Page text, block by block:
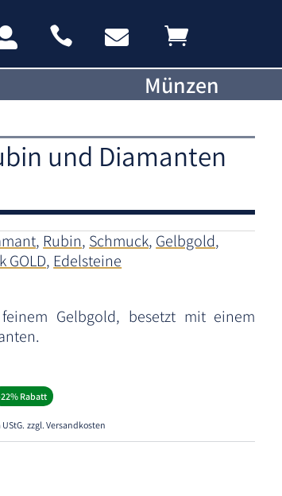
  
Münzen
und Diamanten
, Rubin, Schmuck, Gelbgold,
GOLD, Edelsteine
Gelbgold, besetzt mit einem
€.
Rabatt
zzgl. Versandkosten